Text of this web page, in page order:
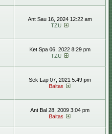
Ant Sau 16, 2024 12:22 am
TZU
Ket Spa 06, 2022 8:29 pm
TZU
Sek Lap 07, 2021 5:49 pm
Baltas
Ant Bal 28, 2009 3:04 pm
Baltas